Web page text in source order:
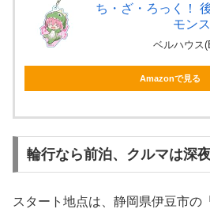
ち・ざ・ろっく！
モン
ベルハウス
Amazonで見る
輪行なら前泊、クルマは深
スタート地点は、静岡県伊豆市の